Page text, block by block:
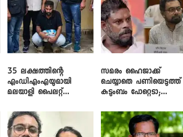
35 ലക്ഷത്തിന്റെ
എംഡിഎംഎയുമായി
മലയാളി പൈലറ്റ്
സമരം ഹൈജാക്ക്
ചെയ്യാതെ പണിയെടുത്ത്
കുടുംബം പോറ്റെടാ;
വിനായകൻ